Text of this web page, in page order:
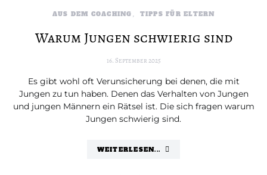
AUS DEM COACHING TIPPS FÜR ELTERN
Warum Jungen schwierig sind
16. September 2025
Es gibt wohl oft Verunsicherung bei denen, die mit
Jungen zu tun haben. Denen das Verhalten von Jungen
und jungen Männern ein Rätsel ist. Die sich fragen warum
Jungen schwierig sind.
WEITERLESEN...